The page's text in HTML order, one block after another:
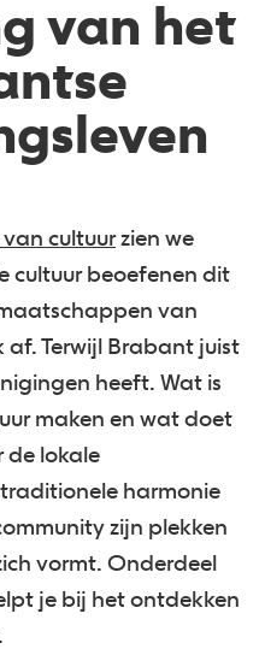
van het
cultuurzien we
cultuur beoefenen dit
van
af. Terwijl Brabant juist
heeft. Wat is
maken en wat doet
de lokale
harmonie
zijn plekken
vormt. Onderdeel
je bij het ontdekken